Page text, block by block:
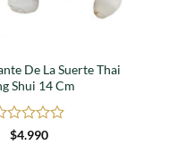
De La Suerte Thai
Shui 14 Cm
Valorado
$4.990